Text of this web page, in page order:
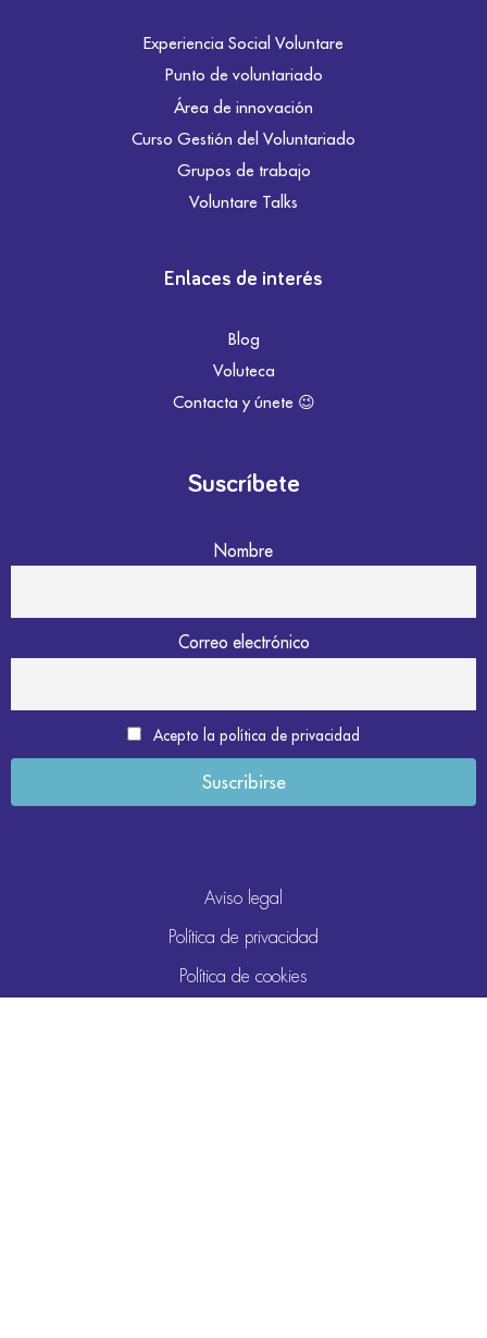
Experiencia Social Voluntare
Punto de voluntariado
Área de innovación
Curso Gestión del Voluntariado
Grupos de trabajo
Voluntare Talks
Enlaces de interés
Blog
Voluteca
Contacta y únete 😉
Suscríbete
Nombre
Correo electrónico
Acepto la política de privacidad
Aviso legal
Política de privacidad
Política de cookies